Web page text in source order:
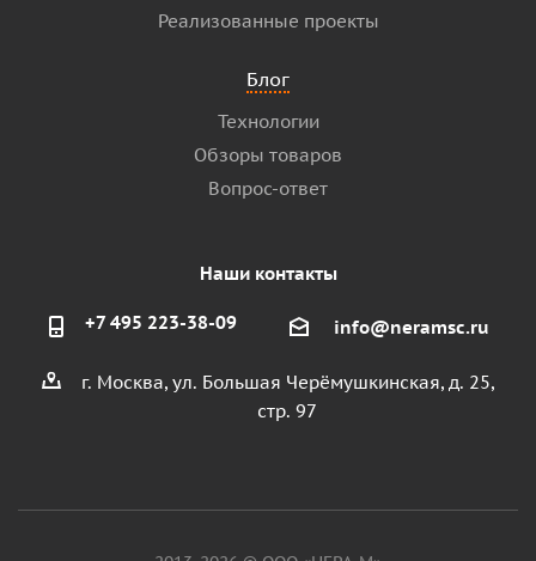
Реализованные проекты
Блог
Технологии
Обзоры товаров
Вопрос-ответ
Наши контакты
+7 495 223-38-09 info@neramsc.ru
г. Москва, ул. Большая Черёмушкинская, д. 25,
стр. 97